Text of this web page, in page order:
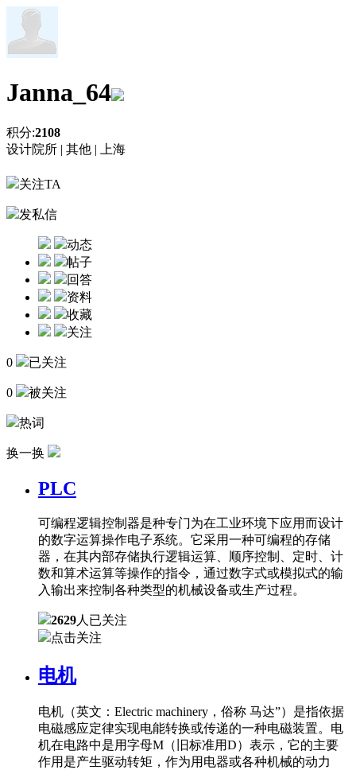
Janna_64
积分:2108
设计院所 | 其他 | 上海
关注TA
发私信
动态
帖子
回答
资料
收藏
关注
0 已关注
0 被关注
热词
换一换
PLC
可编程逻辑控制器是种专门为在工业环境下应用而设计
的数字运算操作电子系统。它采用一种可编程的存储
器，在其内部存储执行逻辑运算、顺序控制、定时、计
数和算术运算等操作的指令，通过数字式或模拟式的输
入输出来控制各种类型的机械设备或生产过程。
2629人已关注
点击关注
电机
电机（英文：Electric machinery，俗称 马达”）是指依据
电磁感应定律实现电能转换或传递的一种电磁装置。电
机在电路中是用字母M（旧标准用D）表示，它的主要
作用是产生驱动转矩，作为用电器或各种机械的动力